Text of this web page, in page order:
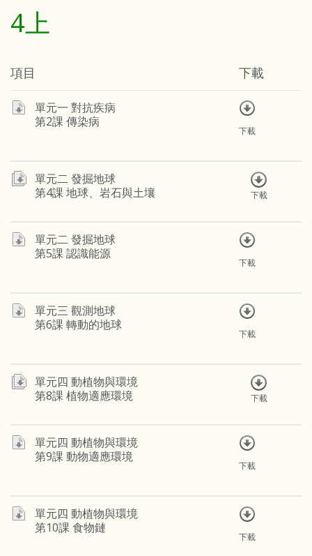
4上
項目 下載
單元一 對抗疾病
第2課 傳染病
下載
單元二 發掘地球
第4課 地球、岩石與土壤
下載
單元二 發掘地球
第5課 認識能源
下載
單元三 觀測地球
第6課 轉動的地球
下載
單元四 動植物與環境
第8課 植物適應環境
下載
單元四 動植物與環境
第9課 動物適應環境
下載
單元四 動植物與環境
第10課 食物鏈
下載